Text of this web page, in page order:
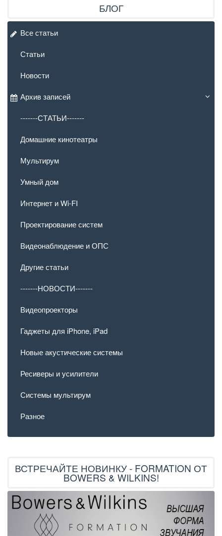
БЛОГ
Все статьи
Статьи
Новости
Архив записей
-------СТАТЬИ-------
Домашние кинотеатры
Мультирум
Умный дом
Интернет и Wi-FI
Проектирование систем
Видеонаблюдение и ОПС
Другие статьи
-------НОВОСТИ-------
Видеопроекторы
Гаджеты для iPhone, iPad
Новые акустические системы
Ресиверы и усилители
Системы мультирум
Разное
ВСТРЕЧАЙТЕ НОВИНКУ - FORMATION ОТ
BOWERS & WILKINS!